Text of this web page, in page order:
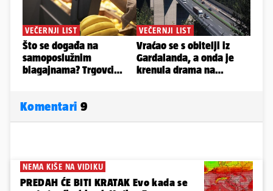
Komentari 9
NEMA KIŠE NA VIDIKU
PREDAH ĆE BITI KRATAK Evo kada se